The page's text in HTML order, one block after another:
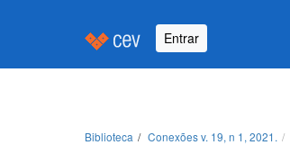
Entrar
Biblioteca Conexões v. 19, n 1, 2021.